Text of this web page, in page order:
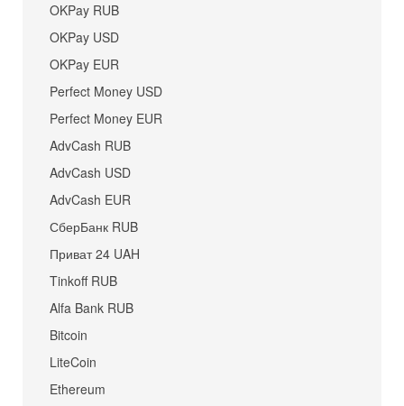
OKPay RUB
OKPay USD
OKPay EUR
Perfect Money USD
Perfect Money EUR
AdvCash RUB
AdvCash USD
AdvCash EUR
СберБанк RUB
Приват 24 UAH
Tinkoff RUB
Alfa Bank RUB
Bitcoin
LiteCoin
Ethereum